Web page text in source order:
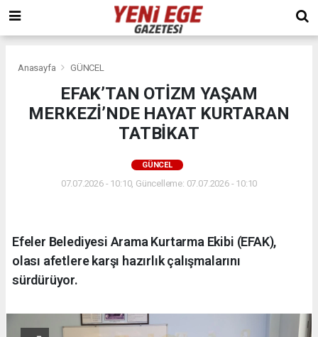
Anasayfa GÜNCEL
EFAK’TAN OTİZM YAŞAM
MERKEZİ’NDE HAYAT KURTARAN
TATBİKAT
GÜNCEL
07.07.2026 - 10:10, Güncelleme: 07.07.2026 - 10:10
Efeler Belediyesi Arama Kurtarma Ekibi (EFAK),
olası afetlere karşı hazırlık çalışmalarını
sürdürüyor.